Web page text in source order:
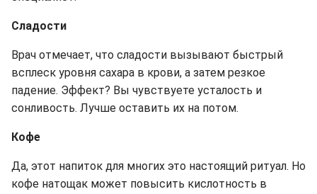
Сладости
Врач отмечает, что сладости вызывают быстрый
всплеск уровня сахара в крови, а затем резкое
падение. Эффект? Вы чувствуете усталость и
сонливость. Лучше оставить их на потом.
Кофе
Да, этот напиток для многих это настоящий ритуал. Но
кофе натощак может повысить кислотность в